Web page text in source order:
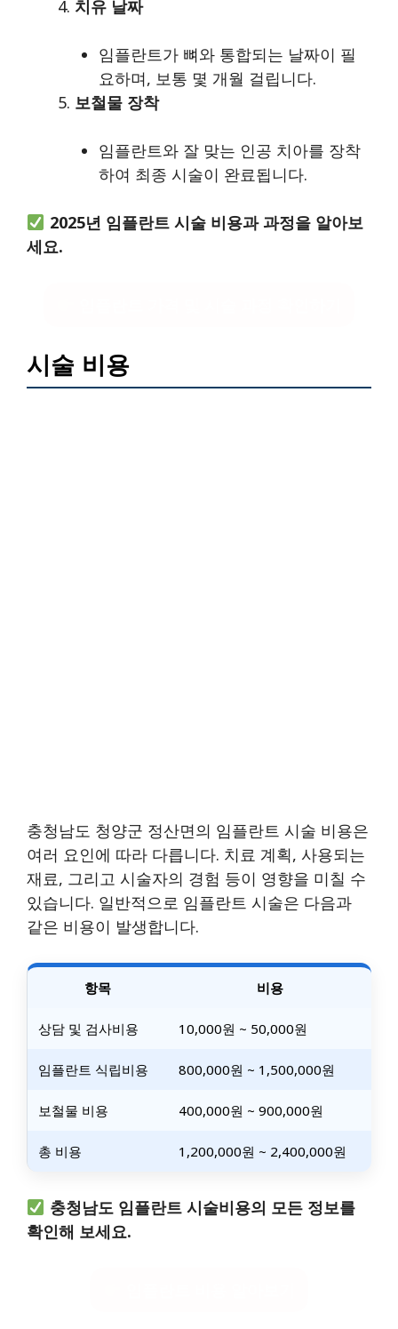
치유 날짜
임플란트가 뼈와 통합되는 날짜이 필
요하며, 보통 몇 개월 걸립니다.
보철물 장착
임플란트와 잘 맞는 인공 치아를 장착
하여 최종 시술이 완료됩니다.
2025년 임플란트 시술 비용과 과정을 알아보
세요.
시술 비용
충청남도 청양군 정산면의 임플란트 시술 비용은
여러 요인에 따라 다릅니다. 치료 계획, 사용되는
재료, 그리고 시술자의 경험 등이 영향을 미칠 수
있습니다. 일반적으로 임플란트 시술은 다음과
같은 비용이 발생합니다.
항목 비용
상담 및 검사비용 10,000원 ~ 50,000원
임플란트 식립비용 800,000원 ~ 1,500,000원
보철물 비용 400,000원 ~ 900,000원
총 비용 1,200,000원 ~ 2,400,000원
충청남도 임플란트 시술비용의 모든 정보를
확인해 보세요.